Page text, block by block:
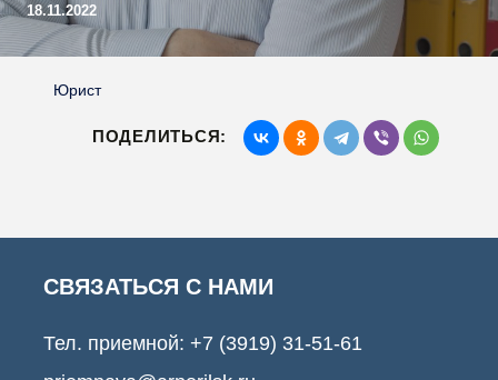
18.11.2022
Юрист
ПОДЕЛИТЬСЯ:
СВЯЗАТЬСЯ С НАМИ
Тел. приемной: +7 (3919) 31-51-61